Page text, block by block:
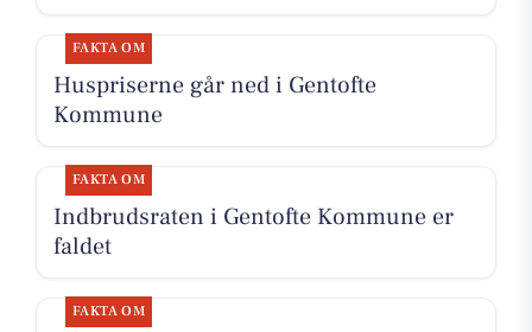
FAKTA OM
Huspriserne går ned i Gentofte
Kommune
FAKTA OM
Indbrudsraten i Gentofte Kommune er
faldet
FAKTA OM